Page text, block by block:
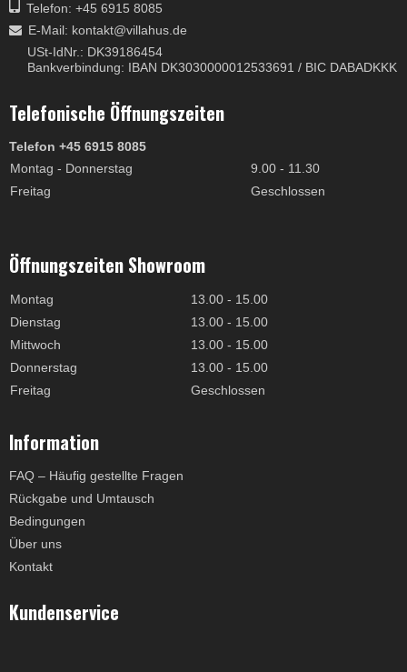
Telefon: +45 6915 8085
E-Mail: kontakt@villahus.de
USt-IdNr.: DK39186454
Bankverbindung: IBAN DK3030000012533691 / BIC DABADKKK
Telefonische Öffnungszeiten
Telefon +45 6915 8085
Montag - Donnerstag
9.00 - 11.30
Freitag
Geschlossen
Öffnungszeiten Showroom
Montag
13.00 - 15.00
Dienstag
13.00 - 15.00
Mittwoch
13.00 - 15.00
Donnerstag
13.00 - 15.00
Freitag
Geschlossen
Information
FAQ – Häufig gestellte Fragen
Rückgabe und Umtausch
Bedingungen
Über uns
Kontakt
Kundenservice